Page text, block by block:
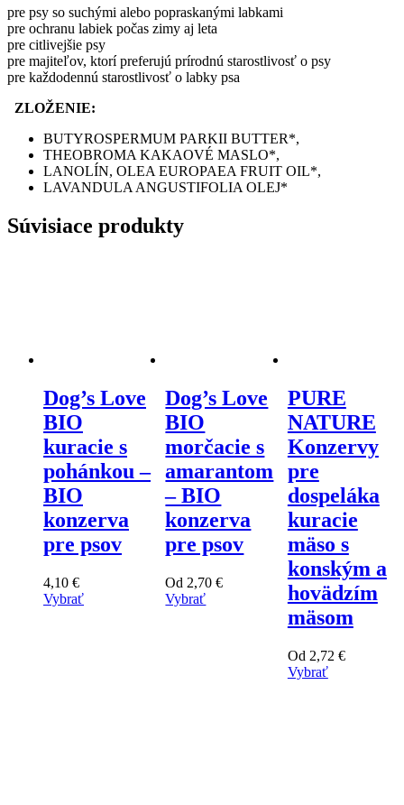
pre psy so suchými alebo popraskanými labkami
pre ochranu labiek počas zimy aj leta
pre citlivejšie psy
pre majiteľov, ktorí preferujú prírodnú starostlivosť o psy
pre každodennú starostlivosť o labky psa
ZLOŽENIE:
BUTYROSPERMUM PARKII BUTTER*,
THEOBROMA KAKAOVÉ MASLO*,
LANOLÍN, OLEA EUROPAEA FRUIT OIL*,
LAVANDULA ANGUSTIFOLIA OLEJ*
Súvisiace produkty
Dog’s Love
BIO
kuracie s
pohánkou –
BIO
konzerva
pre psov
4,10 €
Vybrať
Dog’s Love
BIO
morčacie s
amarantom
– BIO
konzerva
pre psov
Od 2,70€
Vybrať
PURE
NATURE
Konzervy
pre
dospeláka
kuracie
mäso s
konským a
hovädzím
mäsom
Od 2,72 €
Vybrať